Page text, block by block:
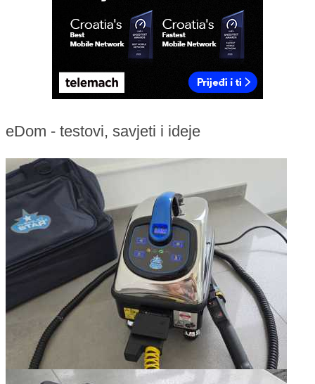
eDom - testovi, savjeti i ideje